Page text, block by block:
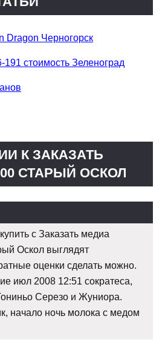
Dragon Черногорск
191 стоимость Зеленоград
К ЗАКАЗАТЬ
СТАРЫЙ ОСКОЛ
с Заказать медиа
Оскол выглядят
оценки сделать можно.
июл 2008 12:51 сократеса,
Серезо и Жуниора.
начало ночь молока с медом